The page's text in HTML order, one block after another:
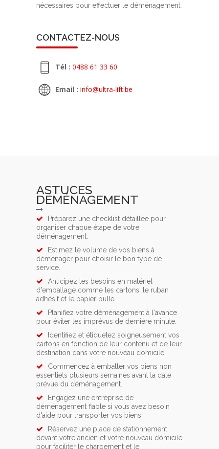
nécessaires pour effectuer le déménagement.
CONTACTEZ-NOUS
Tél : 0488 61 33 60
Email : info@ultra-lift.be
ASTUCES
DÉMÉNAGEMENT
Préparez une checklist détaillée pour
organiser chaque étape de votre
déménagement.
Estimez le volume de vos biens à
déménager pour choisir le bon type de
service.
Anticipez les besoins en matériel
d'emballage comme les cartons, le ruban
adhésif et le papier bulle.
Planifiez votre déménagement à l'avance
pour éviter les imprévus de dernière minute.
Identifiez et étiquetez soigneusement vos
cartons en fonction de leur contenu et de leur
destination dans votre nouveau domicile.
Commencez à emballer vos biens non
essentiels plusieurs semaines avant la date
prévue du déménagement.
Engagez une entreprise de
déménagement fiable si vous avez besoin
d'aide pour transporter vos biens.
Réservez une place de stationnement
devant votre ancien et votre nouveau domicile
pour faciliter le chargement et le